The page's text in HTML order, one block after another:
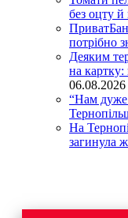
без оцту й
потрібно
Деяким
на картку:
06.08.2026
“Нам дуже
На
загинула